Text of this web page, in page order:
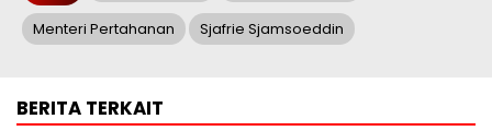
Menteri Pertahanan Sjafrie Sjamsoeddin
BERITA TERKAIT